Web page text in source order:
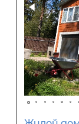
ООО
носит
точного